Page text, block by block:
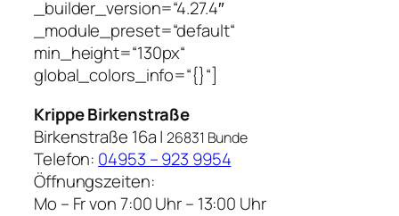
_builder_version=“4.27.4″
_module_preset=“default“
min_height=“130px“
global_colors_info=“{}“]
Krippe Birkenstraße
Birkenstraße 16a |26831 Bunde
Telefon: 04953 – 923 9954
Öffnungszeiten:
Mo – Fr von 7:00 Uhr – 13:00 Uhr